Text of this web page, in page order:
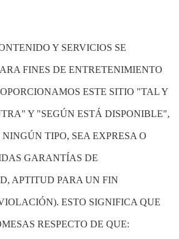
Y SERVICIOS SE
FINES DE ENTRETENIMIENTO
ESTE SITIO "TAL Y
Y "SEGÚN ESTÁ DISPONIBLE",
TIPO, SEA EXPRESA O
GARANTÍAS DE
APTITUD PARA UN FIN
ESTO SIGNIFICA QUE
RESPECTO DE QUE: